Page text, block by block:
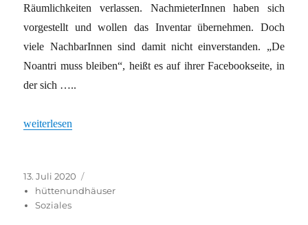
Räumlichkeiten verlassen. NachmieterInnen haben sich
vorgestellt und wollen das Inventar übernehmen. Doch
viele NachbarInnen sind damit nicht einverstanden. „De
Noantri muss bleiben“, heißt es auf ihrer Facebookseite, in
der sich …..
„Pizza gegen Gentrifizierung“
weiterlesen
Veröffentlicht
am
13. Juli 2020
hüttenundhäuser
Soziales